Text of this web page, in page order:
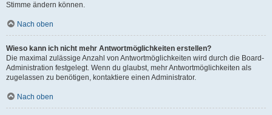
Stimme ändern können.
Nach oben
Wieso kann ich nicht mehr Antwortmöglichkeiten erstellen?
Die maximal zulässige Anzahl von Antwortmöglichkeiten wird durch die Board-
Administration festgelegt. Wenn du glaubst, mehr Antwortmöglichkeiten als
zugelassen zu benötigen, kontaktiere einen Administrator.
Nach oben